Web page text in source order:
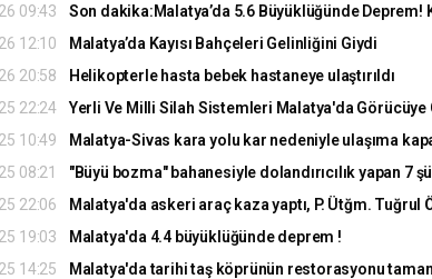
09:43
Son dakika:Malatya’da 5.6 Büyüklüğünde Deprem!
12:10
Malatya’da Kayısı Bahçeleri Gelinliğini Giydi
20:58
Helikopterle hasta bebek hastaneye ulaştırıldı
22:24
Yerli Ve Milli Silah Sistemleri Malatya'da Görücüye
10:49
Malatya-Sivas kara yolu kar nedeniyle ulaşıma
08:21
"Büyü bozma" bahanesiyle dolandırıcılık yapan 7
22:06
Malatya'da askeri araç kaza yaptı, P. Ütğm. Tuğrul
19:03
Malatya'da 4.4 büyüklüğünde deprem !
14:25
Malatya'da tarihi taş köprünün restorasyonu